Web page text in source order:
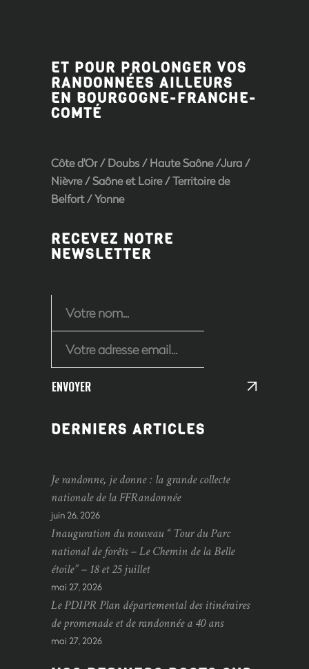
ET POUR PROLONGER VOS
RANDONNÉES AILLEURS
EN BOURGOGNE-FRANCHE-
COMTÉ
Côte d'Or/Doubs/Haute Saône/Jura/
Nièvre/Saône et Loire/ Territoire de
Belfort /Yonne
RECEVEZ NOTRE
NEWSLETTER
ENVOYER
DERNIERS ARTICLES
Je randonne, je donne : la grande collecte
nationale de la FFRandonnée
juin 26, 2026
Inauguration du nouveau “ Tour du Parc
national de forêts – Le Chemin de la Belle
étoile” – 18 et 25 juillet
mai 27, 2026
Le PDIPR Plan départemental des itinéraires
de promenade et de randonnée a 40 ans
mai 27, 2026